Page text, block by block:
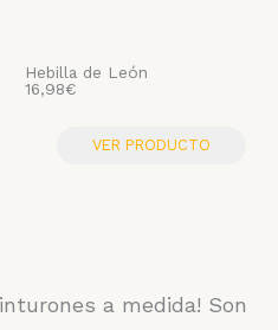
Hebilla de León
16,98€
VER PRODUCTO
a medida! Son